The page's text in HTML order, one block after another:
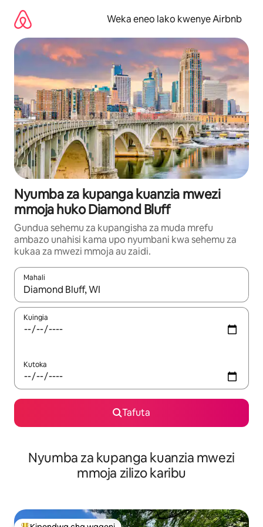
kwenda
kwenye
maudhui
Weka eneo lako kwenye Airbnb
Nyumba za kupanga kuanzia mwezi
mmoja huko Diamond Bluff
Gundua sehemu za kupangisha za muda mrefu
ambazo unahisi kama upo nyumbani kwa sehemu za
kukaa za mwezi mmoja au zaidi.
Mahali
Wakati matokeo yanapatikana, vinjari kwa kutumia vitufe vya
Kuingia
Kutoka
Tafuta
Nyumba za kupanga kuanzia mwezi
mmoja zilizo karibu